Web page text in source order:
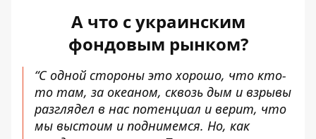
А что с украинским
фондовым рынком?
“С одной стороны это хорошо, что кто-
то там, за океаном, сквозь дым и взрывы
разглядел в нас потенциал и верит, что
мы выстоим и поднимемся. Но, как